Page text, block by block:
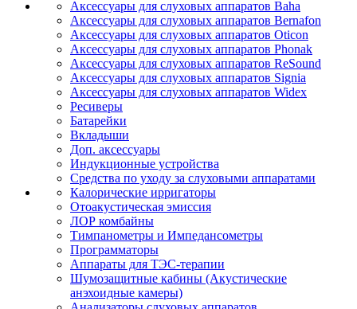
Аксессуары для слуховых аппаратов Baha
Аксессуары для слуховых аппаратов Bernafon
Аксессуары для слуховых аппаратов Oticon
Аксессуары для слуховых аппаратов Phonak
Аксессуары для слуховых аппаратов ReSound
Аксессуары для слуховых аппаратов Signia
Аксессуары для слуховых аппаратов Widex
Ресиверы
Батарейки
Вкладыши
Доп. аксессуары
Индукционные устройства
Средства по уходу за слуховыми аппаратами
Калорические ирригаторы
Отоакустическая эмиссия
ЛОР комбайны
Тимпанометры и Импедансометры
Программаторы
Аппараты для ТЭС-терапии
Шумозащитные кабины (Акустические
анэхоидные камеры)